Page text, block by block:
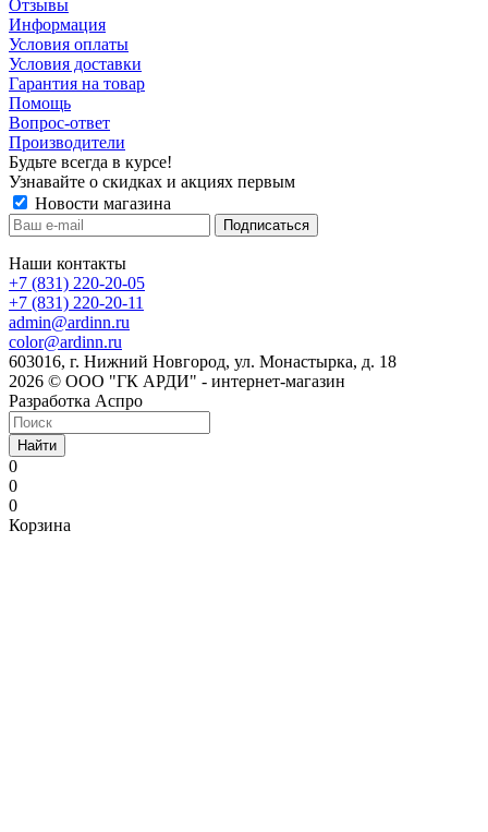
Отзывы
Информация
Условия оплаты
Условия доставки
Гарантия на товар
Помощь
Вопрос-ответ
Производители
Будьте всегда в курсе!
Узнавайте о скидках и акциях первым
Новости магазина
Наши контакты
+7 (831) 220-20-05
+7 (831) 220-20-11
admin@ardinn.ru
color@ardinn.ru
603016, г. Нижний Новгород, ул. Монастырка, д. 18
2026 © ООО "ГК АРДИ" - интернет-магазин
Разработка Аспро
Найти
0
0
0
Корзина